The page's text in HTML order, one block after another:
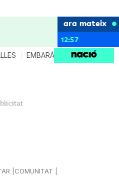
ara mateix
12:57
EMBARÀS CRIANÇA
COMUNITAT